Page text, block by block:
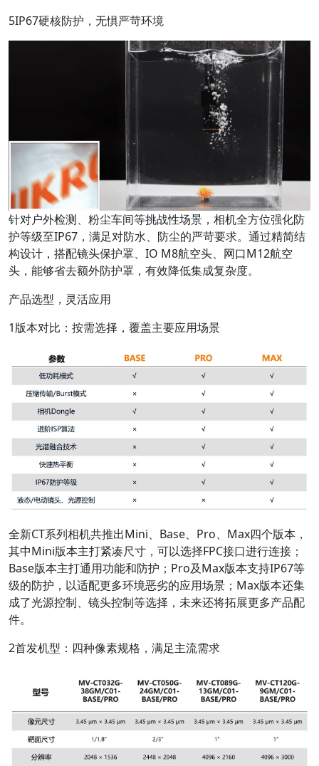
5IP67硬核防护，无惧严苛环境
针对户外检测、粉尘车间等挑战性场景，相机全方位强化防
护等级至IP67，满足对防水、防尘的严苛要求。通过精简结
构设计，搭配镜头保护罩、IO M8航空头、网口M12航空
头，能够省去额外防护罩，有效降低集成复杂度。
产品选型，灵活应用
1版本对比：按需选择，覆盖主要应用场景
全新CT系列相机共推出Mini、Base、Pro、Max四个版本，
其中Mini版本主打紧凑尺寸，可以选择FPC接口进行连接；
Base版本主打通用功能和防护；Pro及Max版本支持IP67等
级的防护，以适配更多环境恶劣的应用场景；Max版本还集
成了光源控制、镜头控制等选择，未来还将拓展更多产品配
件。
2首发机型：四种像素规格，满足主流需求